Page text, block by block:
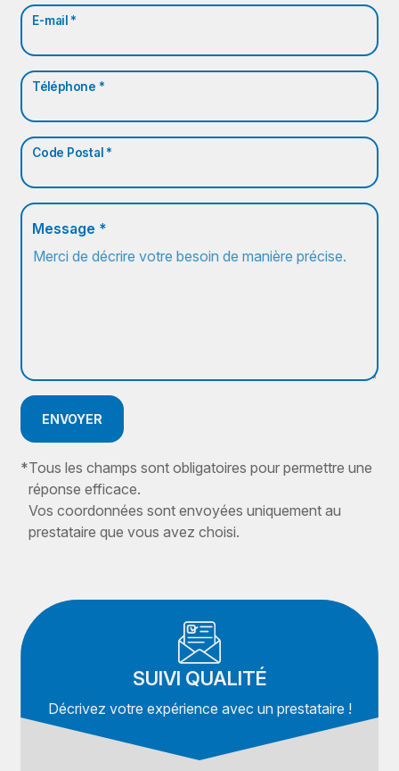
E-mail *
Téléphone *
Code Postal *
Message *
ENVOYER
*Tous les champs sont obligatoires pour permettre une
réponse efficace.
Vos coordonnées sont envoyées uniquement au
prestataire que vous avez choisi.
SUIVI QUALITÉ
Décrivez votre expérience avec un prestataire !